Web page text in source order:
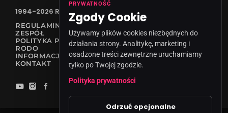
1994-2026 RADIO VANESSA SPÓŁKA Z O.O
REGULAMIN KONKURSÓW
ZESPÓŁ
POLITYKA PRYWATNOŚCI
RODO
INFORMACJA O NADAWCY
KONTAKT
PRYWATNOŚĆ
Zgody Cookie
Używamy plików cookies niezbędnych do
działania strony. Analitykę, marketing i
osadzone treści zewnętrzne uruchamiamy
tylko po Twojej zgodzie.
Polityka prywatności
Odrzuć opcjonalne